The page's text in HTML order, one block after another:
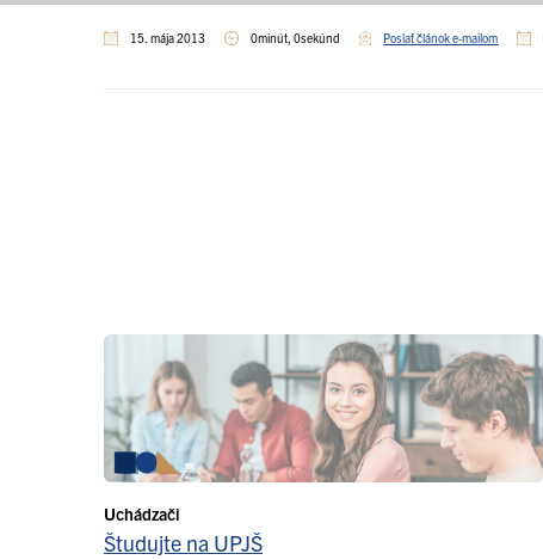
15. mája 2013 0minút, 0sekúnd Poslať článok e-mailom
Uchádzači
Študujte na UPJŠ